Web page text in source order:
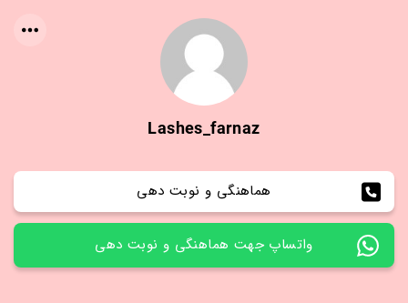
Lashes_farnaz
هماهنگی و نوبت دهی
واتساپ جهت هماهنگی و نوبت دهی